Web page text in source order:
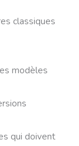
classiques
modèles
qui doivent